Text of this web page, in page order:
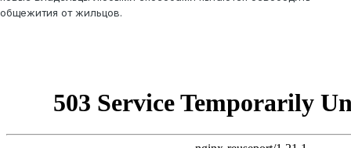
общежития от жильцов.